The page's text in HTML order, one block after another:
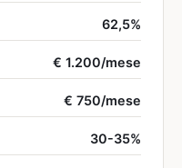
62,5%
€ 1.200/mese
€ 750/mese
30-35%